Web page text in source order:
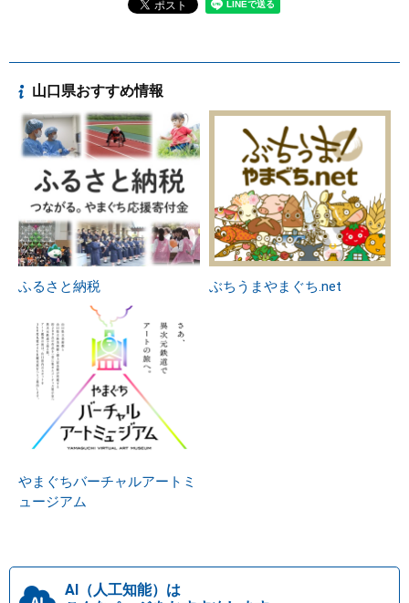
山口県おすすめ情報
ふるさと納税 ぶちうまやまぐち.net
やまぐちバーチャルアートミ
ュージアム
AI（人工知能）は